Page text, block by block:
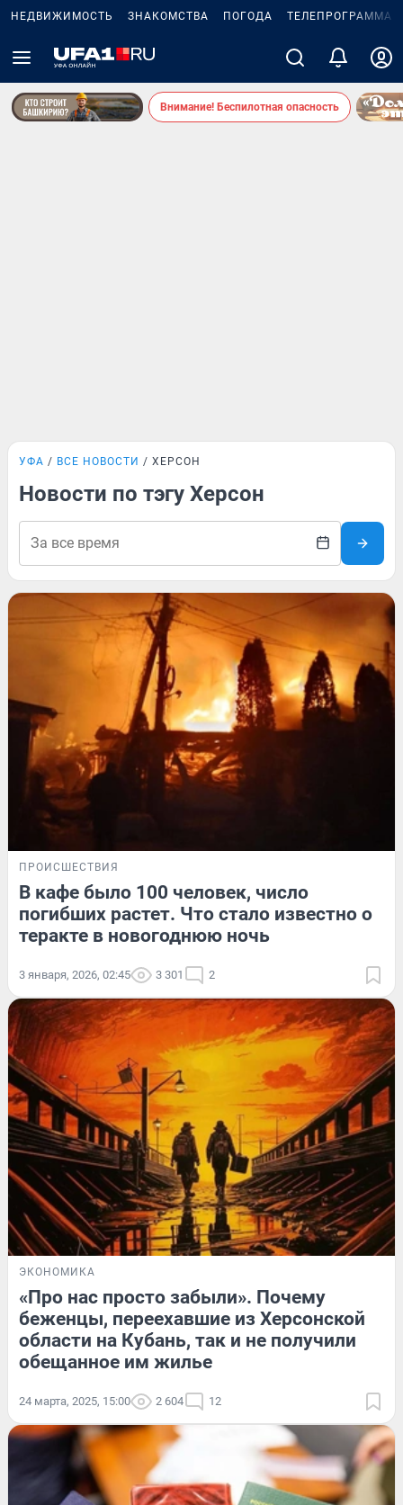
НЕДВИЖИМОСТЬ ЗНАКОМСТВА ПОГОДА ТЕЛЕПРОГРАММА
Внимание! Беспилотная опасность
УФА ВСЕ НОВОСТИ ХЕРСОН
Новости по тэгу Херсон
ПРОИСШЕСТВИЯ
В кафе было 100 человек, число
погибших растет. Что стало известно о
теракте в новогоднюю ночь
3 января, 2026, 02:45 3 301 2
ЭКОНОМИКА
«Про нас просто забыли». Почему
беженцы, переехавшие из Херсонской
области на Кубань, так и не получили
обещанное им жилье
24 марта, 2025, 15:00 2 604 12